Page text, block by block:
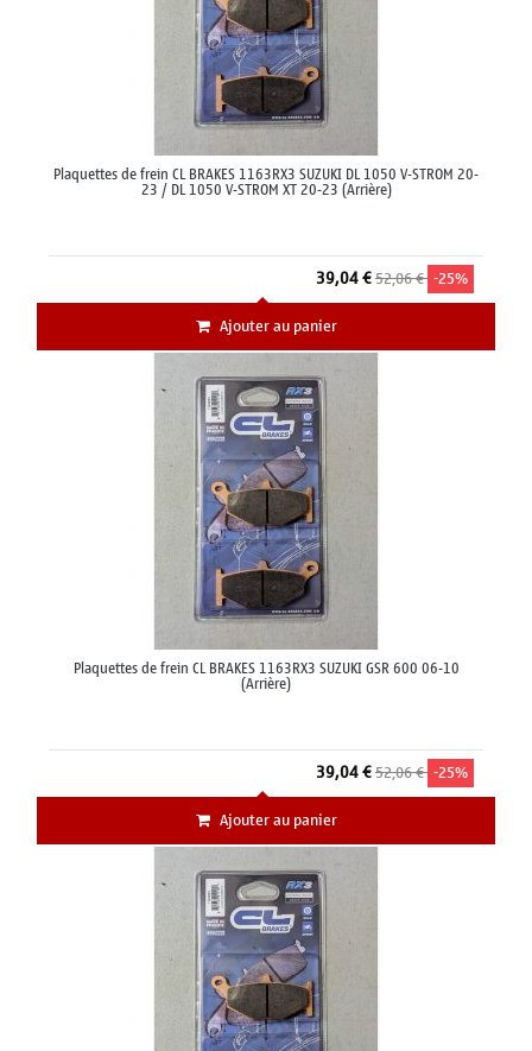
Plaquettes de frein CL BRAKES 1163RX3 SUZUKI DL 1050 V-STROM 20-
23 / DL 1050 V-STROM XT 20-23 (Arrière)
39,04 €52,06 € -25%
Ajouter au panier
Plaquettes de frein CL BRAKES 1163RX3 SUZUKI GSR 600 06-10
(Arrière)
39,04 €52,06 € -25%
Ajouter au panier